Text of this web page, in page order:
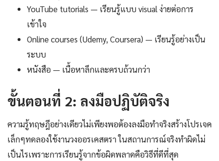
YouTube tutorials — เรียนรู้แบบ visual ง่ายต่อการ
เข้าใจ
Online courses (Udemy, Coursera) — เรียนรู้อย่างเป็น
ระบบ
หนังสือ — เนื้อหาลึกและครบถ้วนกว่า
ขั้นตอนที่ 2: ลงมือปฏิบัติจริง
ความรู้ทฤษฎีอย่างเดียวไม่เพียงพอต้องลงมือทำจริงสร้างโปรเจค
เล็กๆทดลองใช้งานวงออรเคสตรา ในสถานการณ์จริงทำผิดไม่
เป็นไรเพราะการเรียนรู้จากข้อผิดพลาดคือวิธีที่ดีที่สุด